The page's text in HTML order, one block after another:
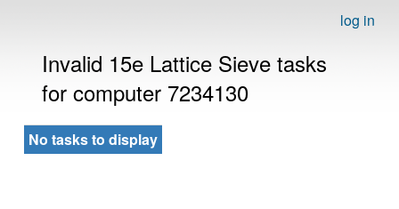
log in
Invalid 15e Lattice Sieve tasks
for computer 7234130
No tasks to display